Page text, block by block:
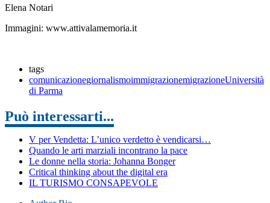
Elena Notari
Immagini: www.attivalamemoria.it
tags
comunicazionegiornalismoimmigrazionemigrazioneUniversità
di Parma
Può interessarti...
V per Vendetta: L’unico verdetto è vendicarsi…
Quando le arti marziali incontrano la pace
Le donne nella storia: Johanna Bonger
Critical thinking about the digital era
IL TURISMO CONSAPEVOLE